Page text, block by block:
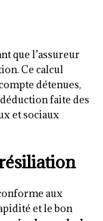
que l’assureur
Ce calcul
détenues,
faite des
et sociaux
aux
et le bon